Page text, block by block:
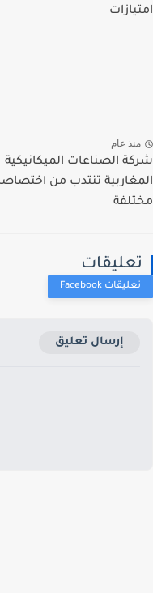
عام
الصناعات الميكانيكية
تنتدب من اختصاصات
إرسال تعليق